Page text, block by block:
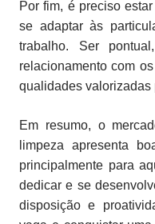
Por fim, é preciso
se adaptar às
trabalho. Ser
relacionamento com
qualidades valorizadas
Em resumo, o
limpeza apresenta
principalmente para
dedicar e se
disposição e